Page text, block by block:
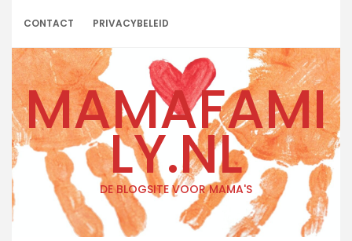
CONTACT PRIVACYBELEID
MAMAFAMI
LY.NL
DE BLOGSITE VOOR MAMA'S